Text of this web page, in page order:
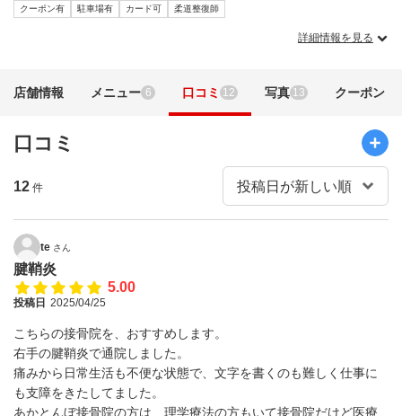
クーポン有 駐車場有 カード可 柔道整復師
詳細情報を見る
店舗情報 メニュー 6 口コミ 12 写真 13 クーポン
口コミ
12 件
te さん
腱鞘炎
5.00
投稿日 2025/04/25
こちらの接骨院を、おすすめします。
右手の腱鞘炎で通院しました。
痛みから日常生活も不便な状態で、文字を書くのも難しく仕事に
も支障をきたしてました。
あかとんぼ接骨院の方は、理学療法の方もいて接骨院だけど医療